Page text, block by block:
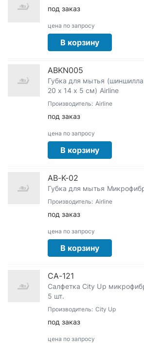
под заказ
цена по запросу
В корзину
ABKN005
Губка для мытья
20 x 14 x 5 см) Airline
Производитель: Airline
под заказ
цена по запросу
В корзину
AB-K-02
Губка для мытья
Производитель: Airline
под заказ
цена по запросу
В корзину
СА-121
Салфетка City Up
5 шт.
Производитель: City Up
под заказ
цена по запросу